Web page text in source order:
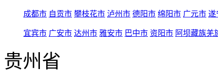
成都市 自贡市 攀枝花市 泸州市 德阳市 绵阳市 广元市 遂
宜宾市 广安市 达州市 雅安市 巴中市 资阳市 阿坝藏族羌
贵州省